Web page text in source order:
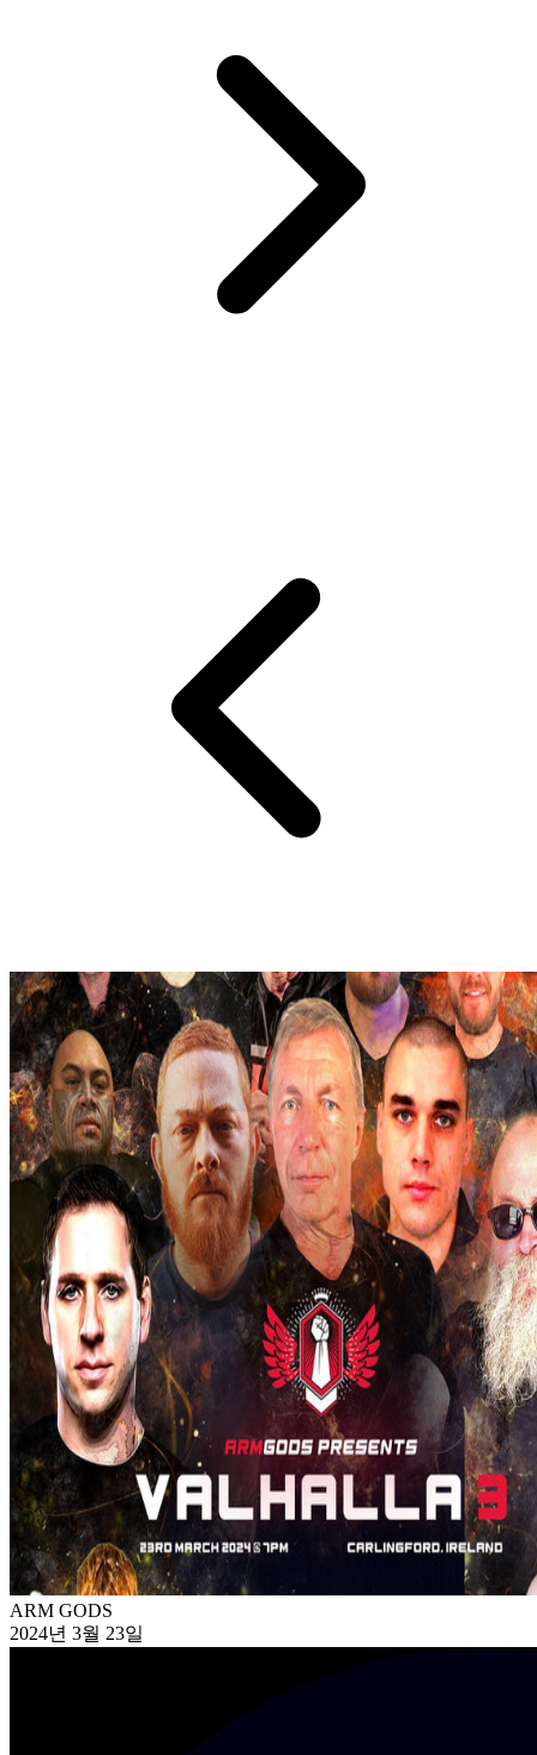
ARM GODS
2024년 3월 23일